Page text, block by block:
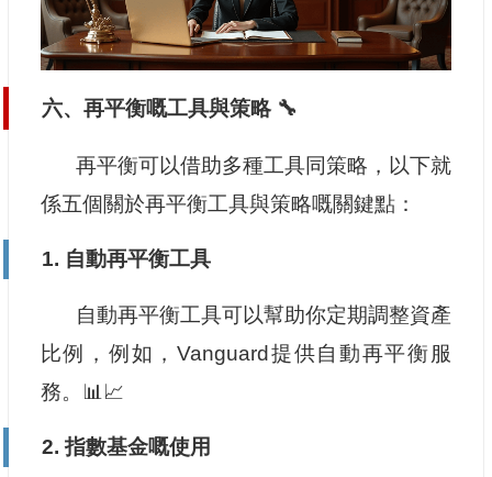
六、再平衡嘅工具與策略 🔧
再平衡可以借助多種工具同策略，以下就
係五個關於再平衡工具與策略嘅關鍵點：
1. 自動再平衡工具
自動再平衡工具可以幫助你定期調整資產
比例，例如，Vanguard提供自動再平衡服
務。📊📈
2. 指數基金嘅使用